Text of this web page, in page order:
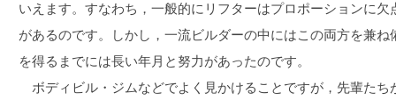
いえます。すなわち，一般的にリフターはプロポーションに
があるのです。しかし，一流ビルダーの中にはこの両方を兼
を得るまでには長い年月と努力があったのです。
ボディビル・ジムなどでよく見かけることですが，先輩たち